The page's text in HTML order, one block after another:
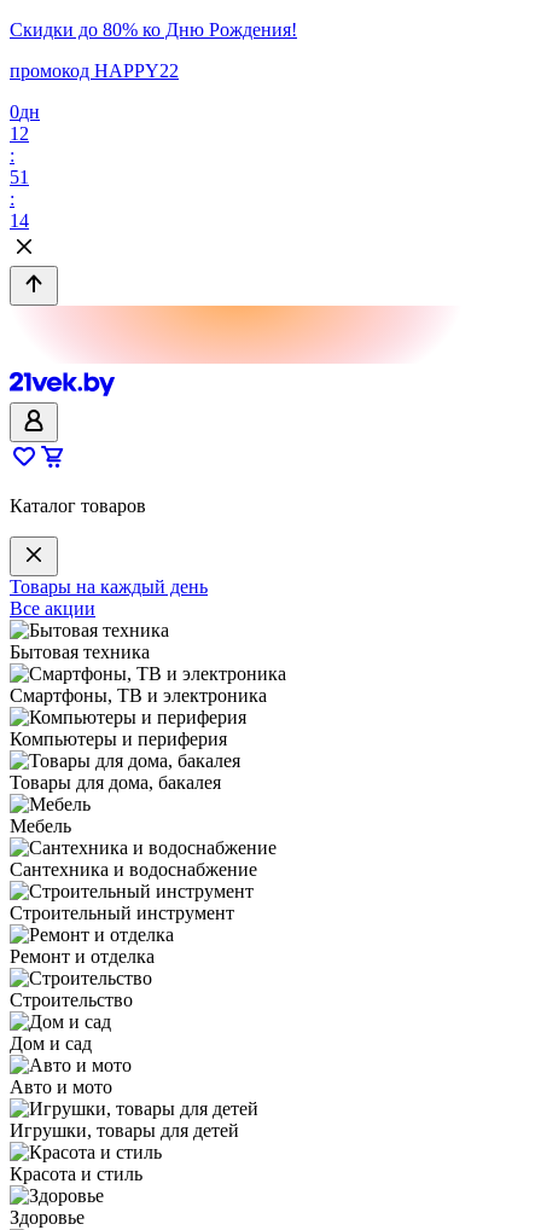
Скидки до 80% ко Дню Рождения!
промокод HAPPY22
0дн
12
:
51
:
14
Каталог товаров
Товары на каждый день
Все акции
Бытовая техника
Смартфоны, ТВ и электроника
Компьютеры и периферия
Товары для дома, бакалея
Мебель
Сантехника и водоснабжение
Строительный инструмент
Ремонт и отделка
Строительство
Дом и сад
Авто и мото
Игрушки, товары для детей
Красота и стиль
Здоровье